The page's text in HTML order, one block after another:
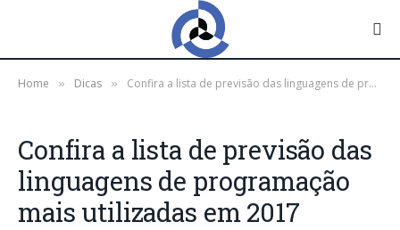
Home » Dicas » Confira a lista de previsão das linguagens de programação mais utilizadas em 2017
Confira a lista de previsão das
linguagens de programação
mais utilizadas em 2017